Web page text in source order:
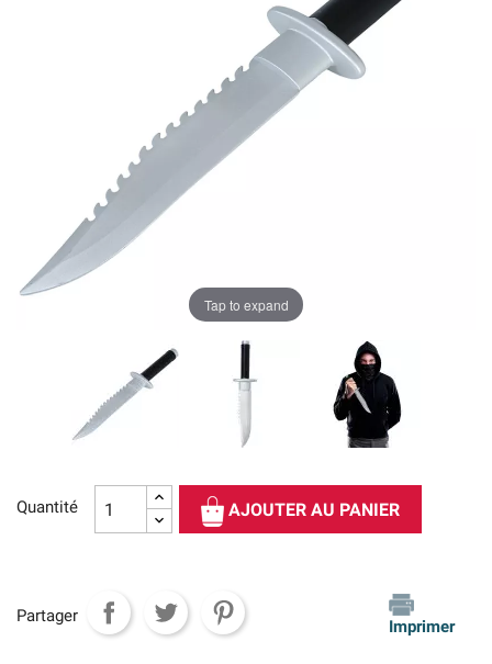
Tap to expand
Quantité AJOUTER AU PANIER
Partager
Imprimer